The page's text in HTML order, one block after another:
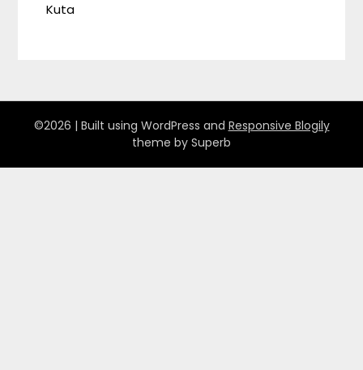
Kuta
©2026 | Built using WordPress and Responsive Blogily
theme by Superb